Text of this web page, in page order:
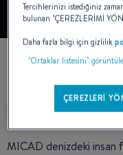
MICAD denizdeki insan
Tercihlerinizi istediğiniz
bulunan "ÇEREZLERİMİ
Daha fazla bilgi için gizlilik
"Ortaklar listesini" görüntüle
ÇEREZLERİ